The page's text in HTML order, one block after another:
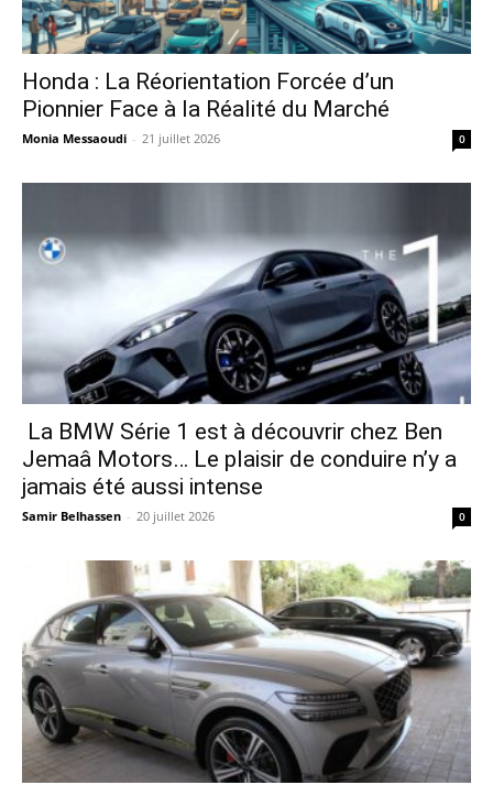
Honda : La Réorientation Forcée d’un
Pionnier Face à la Réalité du Marché
Monia Messaoudi - 21 juillet 2026 0
La BMW Série 1 est à découvrir chez Ben
Jemaâ Motors… Le plaisir de conduire n’y a
jamais été aussi intense
Samir Belhassen - 20 juillet 2026 0